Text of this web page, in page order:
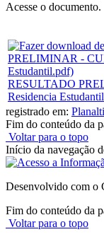
Acesse o documento.
RESULTADO
Residencia
registrado em:
Fim do conteúdo da
Voltar para o topo
Início da navegação
Desenvolvido com o
Fim do conteúdo da
Voltar para o topo